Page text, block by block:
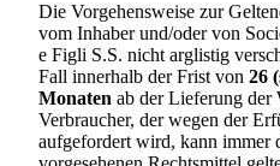
Die Vorgehensweise zur
vom Inhaber und/oder von
e Figli S.S. nicht arglistig
Fall innerhalb der Frist von 26
Monaten ab der Lieferung der
Verbraucher, der wegen der
aufgefordert wird, kann immer